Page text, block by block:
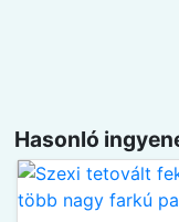
Hasonló